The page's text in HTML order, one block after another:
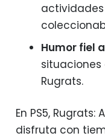
Humor fiel
Rugrats.
En PS5,
disfruta con